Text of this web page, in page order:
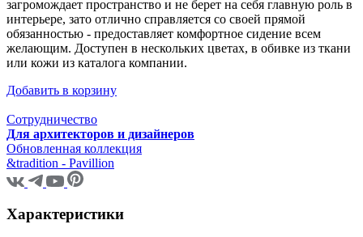
загромождает пространство и не берет на себя главную роль в
интерьере, зато отлично справляется со своей прямой
обязанностью - предоставляет комфортное сидение всем
желающим. Доступен в нескольких цветах, в обивке из ткани
или кожи из каталога компании.
Добавить в корзину
Сотрудничество
Для архитекторов и дизайнеров
Обновленная коллекция
&tradition - Pavillion
Характеристики